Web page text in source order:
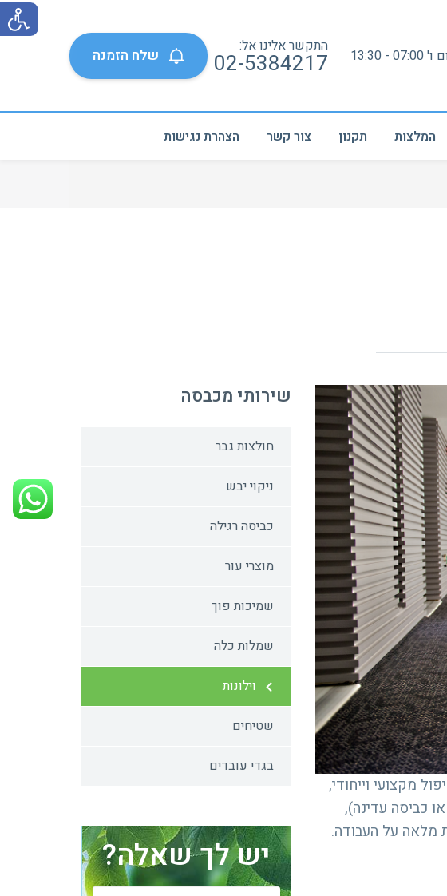
התקשר אלינו אל:
02-5384217 שלח הזמנה
המלצות תקנון צור קשר הצהרת נגישות
שלכם יקבלו טיפול מקצועי וייחודי,
כביסה עדינה),
מלאה על העבודה.
שירותי מכבסה
חולצות גבר
ניקוי יבש
כביסה רגילה
מוצרי עור
שמיכות פוך
שמלות כלה
וילונות
שטיחים
בגדי עובדים
יש לך שאלה?